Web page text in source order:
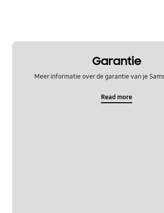
Garantie
Meer informatie over de garantie van je
Read more